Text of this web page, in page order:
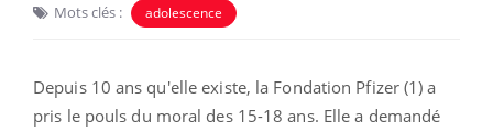
Mots clés : adolescence
Depuis 10 ans qu'elle existe, la Fondation Pfizer (1) a
pris le pouls du moral des 15-18 ans. Elle a demandé